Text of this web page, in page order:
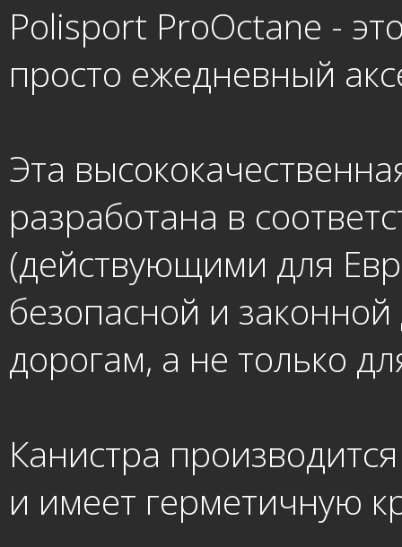
Polisport ProOctane -
просто ежедневный
Эта
разработана в
(действующими для
безопасной и
дорогам, а не только
Канистра
и имеет герметичную